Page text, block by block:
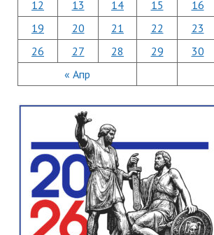
« Апр
12
13 14 15 16
19
20 21 22 23
26
27 28 29 30